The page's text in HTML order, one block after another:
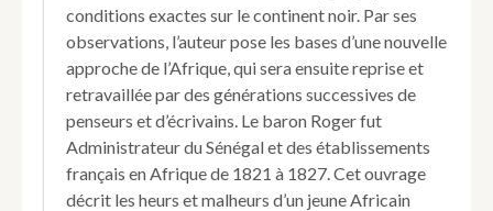
administrateur
du
Sénégal
et
dépendances.
conditions exactes sur le continent noir. Par ses
observations, l’auteur pose les bases d’une nouvelle
approche de l’Afrique, qui sera ensuite reprise et
retravaillée par des générations successives de
penseurs et d’écrivains. Le baron Roger fut
Administrateur du Sénégal et des établissements
français en Afrique de 1821 à 1827. Cet ouvrage
décrit les heurs et malheurs d’un jeune Africain